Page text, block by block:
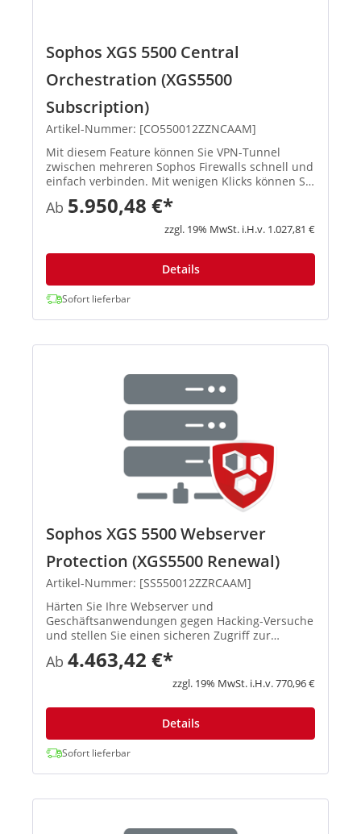
Sophos XGS 5500 Central
Orchestration (XGS5500
Subscription)
Artikel-Nummer: [CO550012ZZNCAAM]
Mit diesem Feature können Sie VPN-Tunnel
zwischen mehreren Sophos Firewalls schnell und
einfach verbinden. Mit wenigen Klicks können Sie
ein Full-Mesh-Netzwerk, eine Hub-and-Spoke-
Topologie oder ähnliche Infrastrukturen
einrichten, und Sophos Central...
Ab 5.950,48 €*
zzgl. 19% MwSt. i.H.v. 1.027,81 €
Details
Sofort lieferbar
Sophos XGS 5500 Webserver
Protection (XGS5500 Renewal)
Artikel-Nummer: [SS550012ZZRCAAM]
Härten Sie Ihre Webserver und
Geschäftsanwendungen gegen Hacking-Versuche
und stellen Sie einen sicheren Zugriff zur
Verfügung. Richtlinienvorlagen für
Geschäftsanwendungen Mit vordefinierten
Richtlinienvorlagen können Sie gängige
Ab 4.463,42 €*
zzgl. 19% MwSt. i.H.v. 770,96 €
Details
Sofort lieferbar